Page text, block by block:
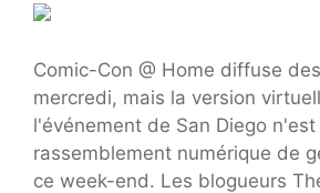
Comic-Con @ Home diffuse
mercredi, mais la version
l'événement de San Diego
rassemblement numérique de
ce week-end. Les blogueurs